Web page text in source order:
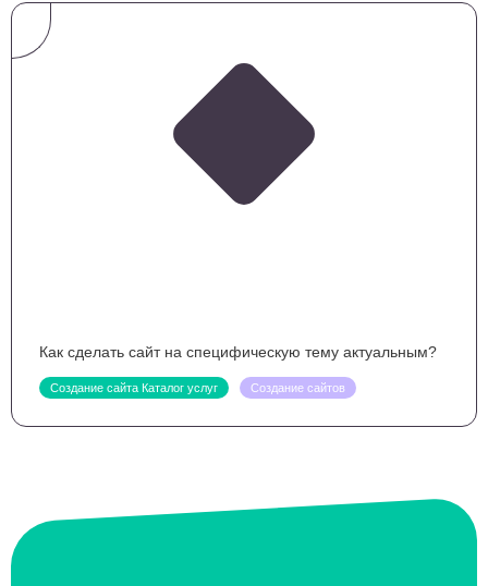
Как сделать сайт на специфическую тему актуальным?
Создание сайта Каталог услуг Создание сайтов